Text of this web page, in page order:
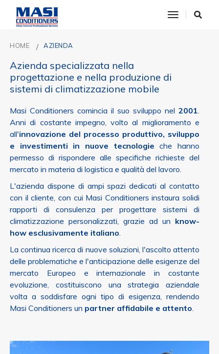
toggle
HOME AZIENDA
Azienda specializzata nella
progettazione e nella produzione di
sistemi di climatizzazione mobile
Masi Conditioners comincia il suo sviluppo nel 2001
Anni di costante impegno, volto al miglioramento e
all'innovazione del processo produttivo, sviluppo
e investimenti in nuove tecnologie che hanno
permesso di rispondere alle specifiche richieste del
mercato in materia di logistica e qualità del lavoro.
L'azienda dispone di ampi spazi dedicati al contatto
con il cliente, con cui Masi Conditioners instaura solidi
rapporti di consulenza per progettare sistemi di
climatizzazione personalizzati, grazie ad un know-
how esclusivamente italiano
La continua ricerca di nuove soluzioni, l'ascolto attento
delle problematiche e l'anticipazione delle esigenze del
mercato Europeo e internazionale in costante
evoluzione, costituiscono una strategia aziendale
volta a soddisfare ogni tipo di esigenza, rendendo
Masi Conditioners un partner affidabile e attento